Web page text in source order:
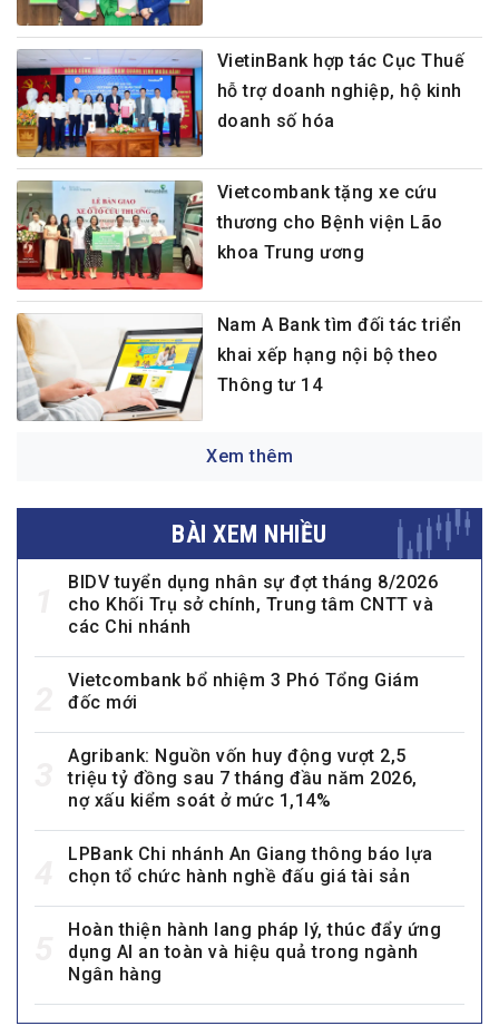
VietinBank hợp tác Cục Thuế
hỗ trợ doanh nghiệp, hộ kinh
doanh số hóa
Vietcombank tặng xe cứu
thương cho Bệnh viện Lão
khoa Trung ương
Nam A Bank tìm đối tác triển
khai xếp hạng nội bộ theo
Thông tư 14
Xem thêm
BÀI XEM NHIỀU
BIDV tuyển dụng nhân sự đợt tháng 8/2026
cho Khối Trụ sở chính, Trung tâm CNTT và
các Chi nhánh
Vietcombank bổ nhiệm 3 Phó Tổng Giám
đốc mới
Agribank: Nguồn vốn huy động vượt 2,5
triệu tỷ đồng sau 7 tháng đầu năm 2026,
nợ xấu kiểm soát ở mức 1,14%
LPBank Chi nhánh An Giang thông báo lựa
chọn tổ chức hành nghề đấu giá tài sản
Hoàn thiện hành lang pháp lý, thúc đẩy ứng
dụng AI an toàn và hiệu quả trong ngành
Ngân hàng